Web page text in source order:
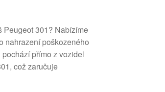
Peugeot 301? Nabízíme
nahrazení poškozeného
přímo z vozidel
což zaručuje